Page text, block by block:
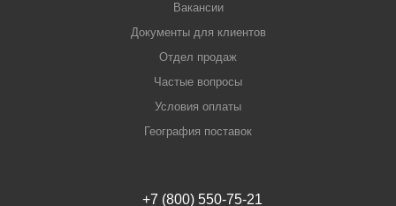
Вакансии
Документы для клиентов
Отдел продаж
Частые вопросы
Условия оплаты
География поставок
+7 (800) 550-75-21